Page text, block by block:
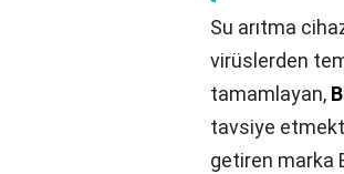
Su arıtma
virüslerden
tamamlayan,
tavsiye
getiren marka